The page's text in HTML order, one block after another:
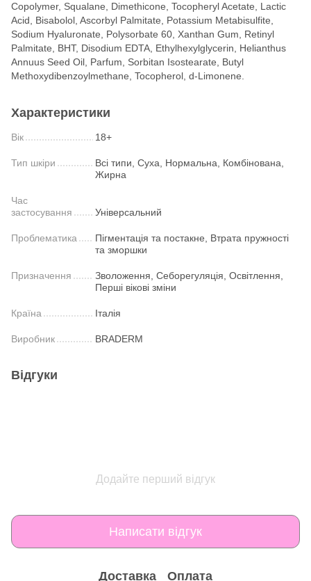
Copolymer, Squalane, Dimethicone, Tocopheryl Acetate, Lactic
Acid, Bisabolol, Ascorbyl Palmitate, Potassium Metabisulfite,
Sodium Hyaluronate, Polysorbate 60, Xanthan Gum, Retinyl
Palmitate, BHT, Disodium EDTA, Ethylhexylglycerin, Helianthus
Annuus Seed Oil, Parfum, Sorbitan Isostearate, Butyl
Methoxydibenzoylmethane, Tocopherol, d-Limonene.
Характеристики
Вік 18+
Тип шкіри
Всі типи, Суха, Нормальна, Комбінована,
Жирна
Час
застосування
Універсальний
Проблематика
Пігментація та постакне, Втрата пружності
та зморшки
Призначення
Зволоження, Себорегуляція, Освітлення,
Перші вікові зміни
Країна Італія
Виробник BRADERM
Відгуки
Додайте перший відгук
Написати відгук
Доставка Оплата